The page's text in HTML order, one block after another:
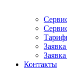
Контакты